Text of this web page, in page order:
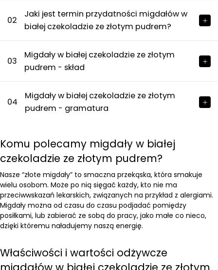
02
Jaki jest termin przydatności migdałów w
białej czekoladzie ze złotym pudrem?
03
Migdały w białej czekoladzie ze złotym
pudrem - skład
04
Migdały w białej czekoladzie ze złotym
pudrem - gramatura
Komu polecamy migdały w białej
czekoladzie ze złotym pudrem?
Nasze “złote migdały” to smaczna przekąska, która smakuje
wielu osobom. Może po nią sięgać każdy, kto nie ma
przeciwwskazań lekarskich, związanych na przykład z alergiami.
Migdały można od czasu do czasu podjadać pomiędzy
posiłkami, lub zabierać ze sobą do pracy, jako małe co nieco,
dzięki któremu naładujemy naszą energię.
Właściwości i wartości odżywcze